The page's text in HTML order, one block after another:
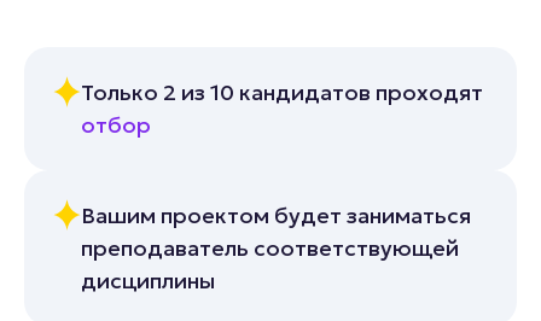
Только 2 из 10 кандидатов проходят
отбор
Вашим проектом будет заниматься
преподаватель соответствующей
дисциплины